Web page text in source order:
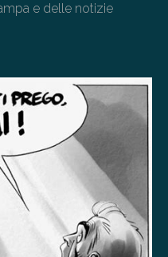
e delle notizie